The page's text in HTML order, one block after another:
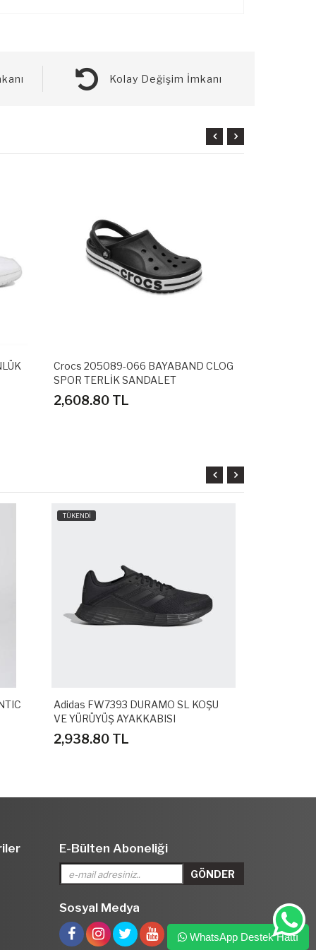
Kolay Değişim İmkanı
Crocs 205089-066 BAYABAND CLOG
SPOR TERLİK SANDALET
2,608.80 TL
TÜKENDİ
Adidas FW7393 DURAMO SL KOŞU
VE YÜRÜYÜŞ AYAKKABISI
2,938.80 TL
E-Bülten Aboneliği
Sosyal Medya
WhatsApp Destek Hattı